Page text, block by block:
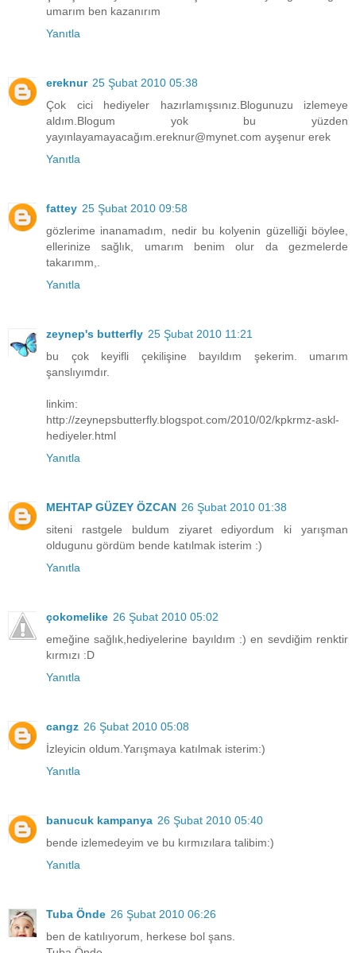
umarım ben kazanırım
Yanıtla
ereknur 25 Şubat 2010 05:38
Çok cici hediyeler hazırlamışsınız.Blogunuzu izlemeye
aldım.Blogum yok bu yüzden
yayınlayamayacağım.ereknur@mynet.com ayşenur erek
Yanıtla
fattey 25 Şubat 2010 09:58
gözlerime inanamadım, nedir bu kolyenin güzelliği böylee,
ellerinize sağlık, umarım benim olur da gezmelerde
takarımm,.
Yanıtla
zeynep's butterfly 25 Şubat 2010 11:21
bu çok keyifli çekilişine bayıldım şekerim. umarım
şanslıyımdır.
linkim:
http://zeynepsbutterfly.blogspot.com/2010/02/kpkrmz-askl-
hediyeler.html
Yanıtla
MEHTAP GÜZEY ÖZCAN 26 Şubat 2010 01:38
siteni rastgele buldum ziyaret ediyordum ki yarışman
oldugunu gördüm bende katılmak isterim :)
Yanıtla
çokomelike 26 Şubat 2010 05:02
emeğine sağlık,hediyelerine bayıldım :) en sevdiğim renktir
kırmızı :D
Yanıtla
cangz 26 Şubat 2010 05:08
İzleyicin oldum.Yarışmaya katılmak isterim:)
Yanıtla
banucuk kampanya 26 Şubat 2010 05:40
bende izlemedeyim ve bu kırmızılara talibim:)
Yanıtla
Tuba Önde 26 Şubat 2010 06:26
ben de katılıyorum, herkese bol şans.